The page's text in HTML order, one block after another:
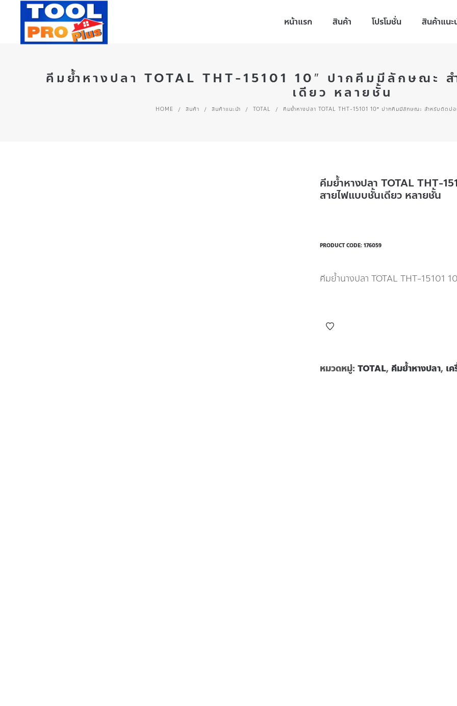
หน้าแรก สินค้า โปรโมชั่น สินค้าแนะ
คีมย้ำหางปลา TOTAL THT-15101 10″ ปากคีมมีลักษณะ
เดียว หลายชั้น
HOME / สินค้า / สินค้าแนะนำ / TOTAL / คีมย้ำหางปลา TOTAL THT-15101 10″ ปากคีมมีลักษณะ สำหรับตัดป
คีมย้ำหางปลา TOTAL THT-
สายไฟแบบชั้นเดียว หลายชั้น
PRODUCT CODE: 176059
คีมย้ำนางปลา TOTAL THT-15101
หมวดหมู่: TOTAL, คีมย้ำหางปลา, เ